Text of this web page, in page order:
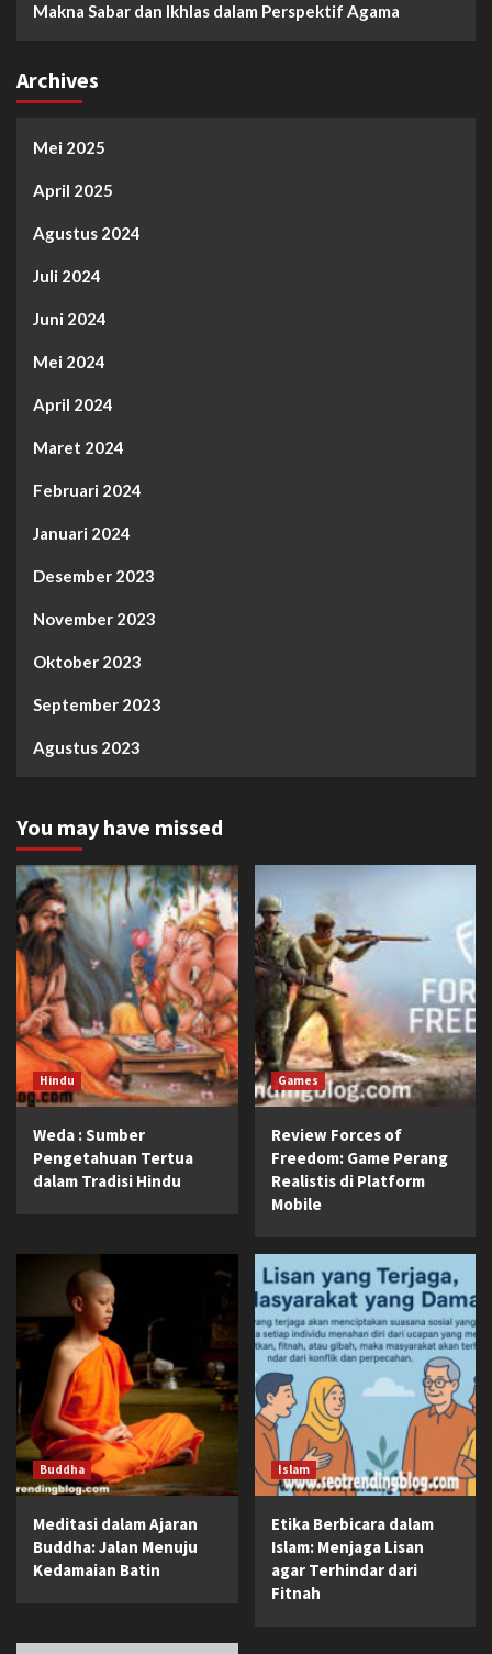
Makna Sabar dan Ikhlas dalam Perspektif Agama
Archives
Mei 2025
April 2025
Agustus 2024
Juli 2024
Juni 2024
Mei 2024
April 2024
Maret 2024
Februari 2024
Januari 2024
Desember 2023
November 2023
Oktober 2023
September 2023
Agustus 2023
You may have missed
Hindu
Weda : Sumber
Pengetahuan Tertua
dalam Tradisi Hindu
Games
Review Forces of
Freedom: Game Perang
Realistis di Platform
Mobile
Buddha
Meditasi dalam Ajaran
Buddha: Jalan Menuju
Kedamaian Batin
Islam
Etika Berbicara dalam
Islam: Menjaga Lisan
agar Terhindar dari
Fitnah